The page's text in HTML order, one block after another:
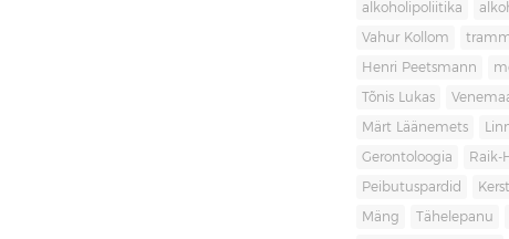
alkoholipoliitika
Vahur Kollom
Henri Peetsmann
Tõnis Lukas
Märt Läänemets
Gerontoloogia Raik-
Peibutuspardid
Mäng Tähelepanu